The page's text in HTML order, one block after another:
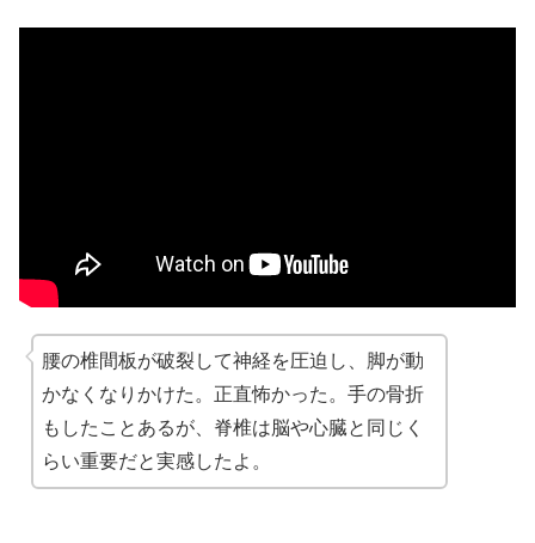
腰の椎間板が破裂して神経を圧迫し、脚が動
かなくなりかけた。正直怖かった。手の骨折
もしたことあるが、脊椎は脳や心臓と同じく
らい重要だと実感したよ。